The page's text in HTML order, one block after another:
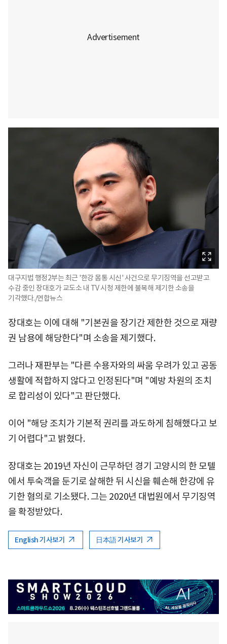
대구지법 행정2부는 최근 '한강 몸통 시신' 사건으로 무기징역을 선고받고
수감 중인 장대호가 교도소 내 TV 시청 제한에 불복해 제기한 소송을
기각했다./연합뉴스
장대호는 이에 대해 "기본권을 장기간 제한한 것으로 재량
권 남용에 해당한다"며 소송을 제기했다.
그러나 재판부는 "다른 수용자와의 싸움 우려가 있고 공동
생활에 적합하지 않다고 인정된다"며 "예방 차원의 조치
로 합리성이 있다"고 판단했다.
이어 "해당 조치가 기본적 권리를 과도하게 침해했다고 보
기 어렵다"고 밝혔다.
장대호는 2019년 자신이 근무하던 경기 고양시의 한 모텔
에서 투숙객을 둔기로 살해한 뒤 시신을 훼손해 한강에 유
기한 혐의로 기소됐다. 그는 2020년 대법원에서 무기징역
을 확정받았다.
English 기사보기 日本語 기사보기